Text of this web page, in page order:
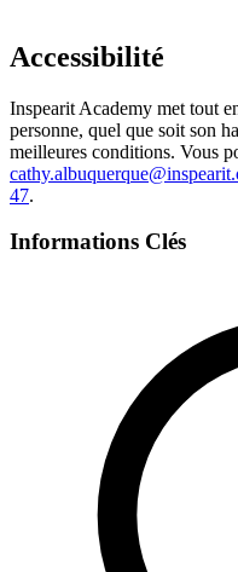
Accessibilité
Inspearit Academy met tout
personne, quel que soit son
meilleures conditions. Vous
47.
Informations Clés